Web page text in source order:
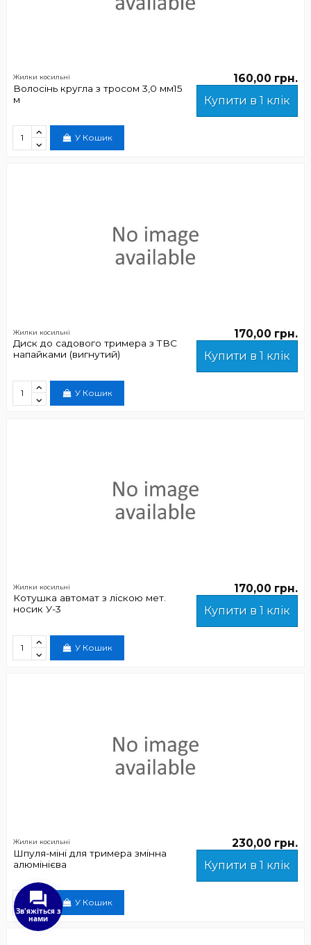
Жилки косильні
Волосінь кругла з тросом 3,0 мм15
м
160,00 грн.
Купити в 1 клік
У Кошик
Жилки косильні
Диск до садового тримера з ТВС
напайками (вигнутий)
170,00 грн.
Купити в 1 клік
У Кошик
Жилки косильні
Котушка автомат з ліскою мет.
носик У-3
170,00 грн.
Купити в 1 клік
У Кошик
Жилки косильні
Шпуля-міні для тримера змінна
алюмінієва
230,00 грн.
Купити в 1 клік
У Кошик
Зв'яжіться з
нами